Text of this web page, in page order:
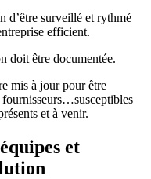
d’être surveillé et rythmé
efficient.
doit être documentée.
mis à jour pour être
fournisseurs…susceptibles
et à venir.
et